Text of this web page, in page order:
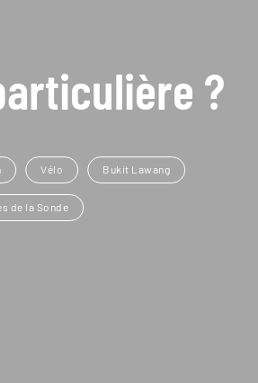
?
Vélo Bukit Lawang
de la Sonde